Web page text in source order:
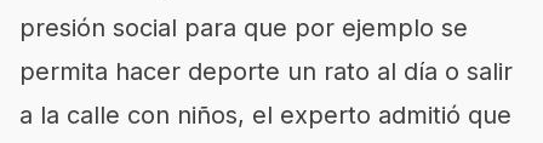
presión social para que por ejemplo se
permita hacer deporte un rato al día o salir
a la calle con niños, el experto admitió que